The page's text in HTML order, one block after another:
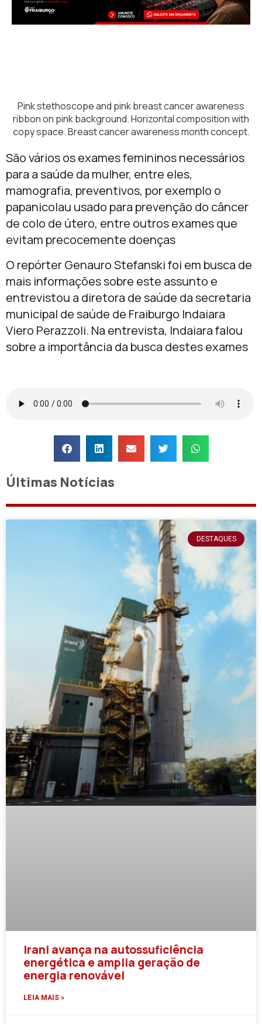
Pink stethoscope and pink breast cancer awareness
ribbon on pink background. Horizontal composition with
copy space. Breast cancer awareness month concept.
São vários os exames femininos necessários
para a saúde da mulher, entre eles,
mamografia, preventivos, por exemplo o
papanicolau usado para prevenção do câncer
de colo de útero, entre outros exames que
evitam precocemente doenças
O repórter Genauro Stefanski foi em busca de
mais informações sobre este assunto e
entrevistou a diretora de saúde da secretaria
municipal de saúde de Fraiburgo Indaiara
Viero Perazzoli. Na entrevista, Indaiara falou
sobre a importância da busca destes exames
Últimas Notícias
DESTAQUES
Irani avança na autossuficiência
energética e amplia geração de
energia renovável
LEIA MAIS »